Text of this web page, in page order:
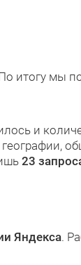
итогу мы
и
23
Яндекса.